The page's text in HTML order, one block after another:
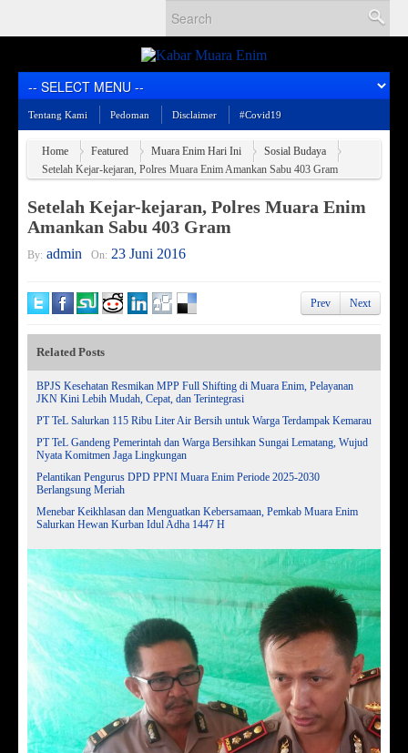
Tentang Kami Pedoman Disclaimer #Covid19
Home Featured Muara Enim Hari Ini
Sosial Budaya
Setelah Kejar-kejaran, Polres Muara Enim Amankan Sabu 403 Gram
Setelah Kejar-kejaran, Polres Muara Enim
Amankan Sabu 403 Gram
By: admin On: 23 Juni 2016
Prev Next
Related Posts
BPJS Kesehatan Resmikan MPP Full Shifting di Muara Enim, Pelayanan
JKN Kini Lebih Mudah, Cepat, dan Terintegrasi
PT TeL Salurkan 115 Ribu Liter Air Bersih untuk Warga Terdampak Kemarau
PT TeL Gandeng Pemerintah dan Warga Bersihkan Sungai Lematang, Wujud
Nyata Komitmen Jaga Lingkungan
Pelantikan Pengurus DPD PPNI Muara Enim Periode 2025-2030
Berlangsung Meriah
Menebar Keikhlasan dan Menguatkan Kebersamaan, Pemkab Muara Enim
Salurkan Hewan Kurban Idul Adha 1447 H